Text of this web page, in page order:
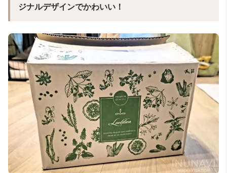
ジナルデザインでかわいい！